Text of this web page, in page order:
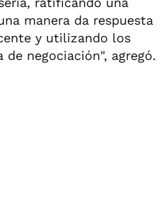
manera da respuesta
y utilizando los
negociación", agregó.